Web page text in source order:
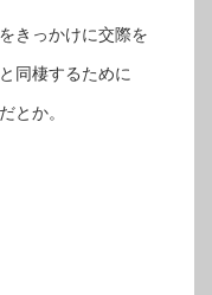
きっかけに交際を
同棲するために
とか。